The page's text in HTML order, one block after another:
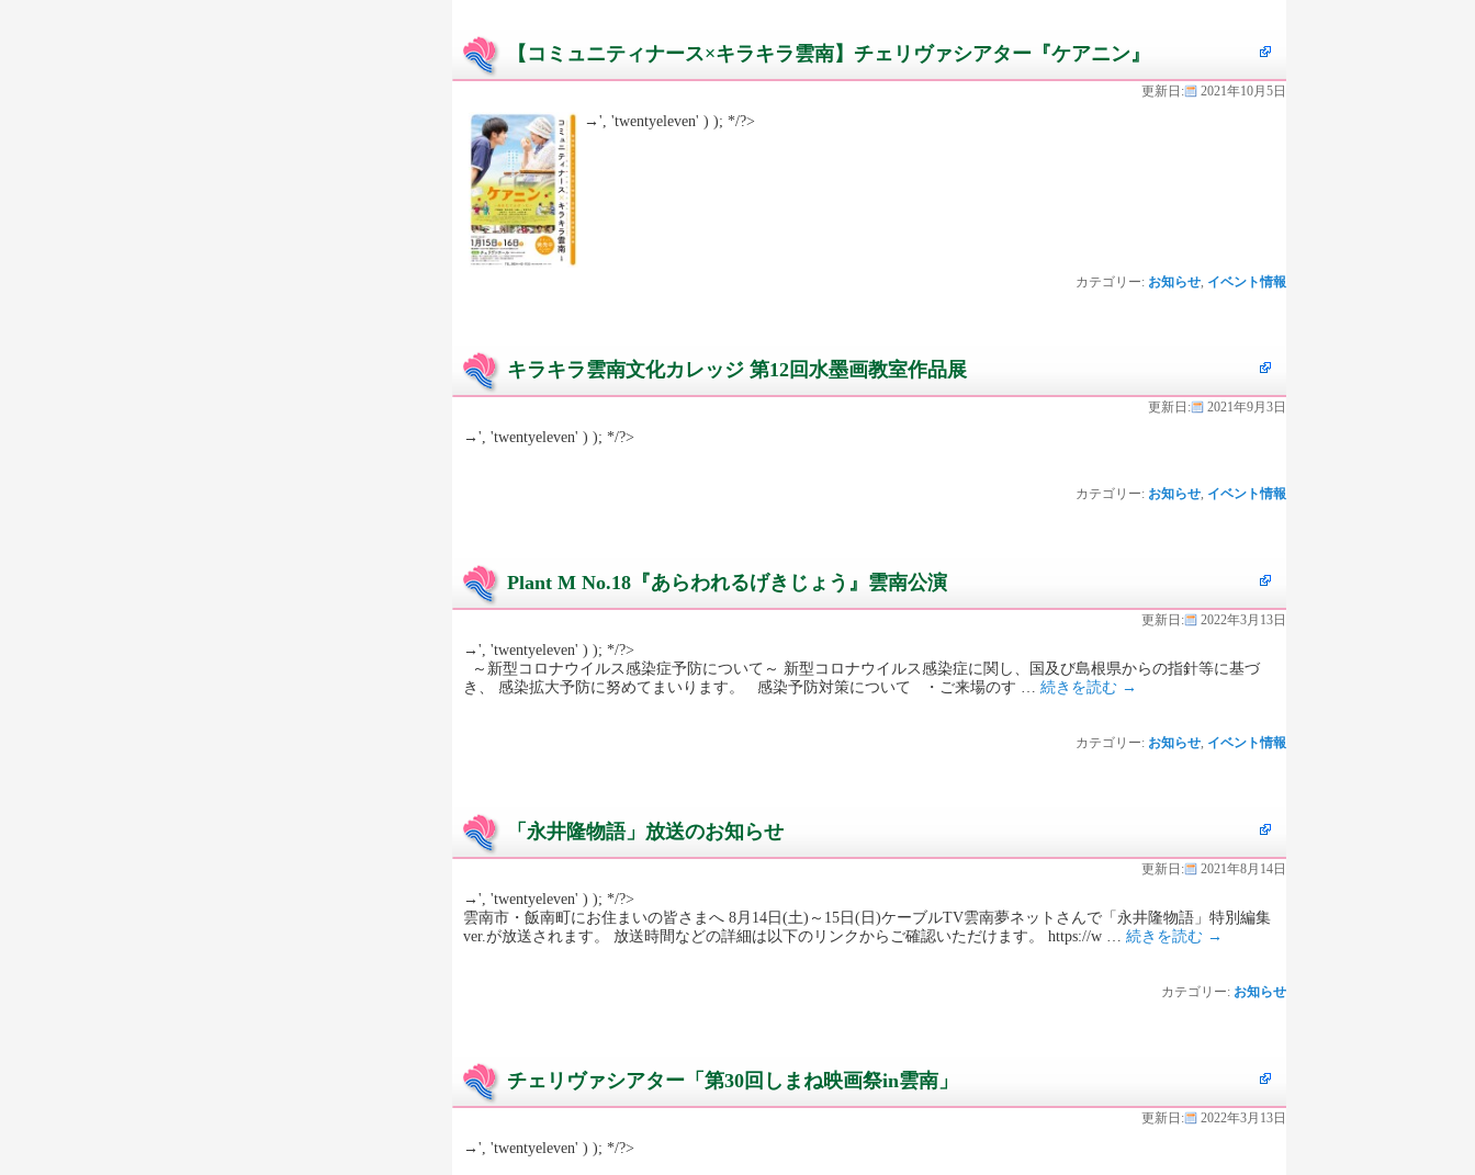
【コミュニティナース×キラキラ雲南】チェリヴァシアター『ケアニン』
更新日: 2021年10月5日
→', 'twentyeleven' ) ); */?>
カテゴリー: お知らせ イベント情報
キラキラ雲南文化カレッジ 第12回水墨画教室作品展
更新日: 2021年9月3日
→', 'twentyeleven' ) ); */?>
カテゴリー: お知らせ, イベント情報
Plant M No.18『あらわれるげきじょう』雲南公演
更新日: 2022年3月13日
→', 'twentyeleven' ) ); */?>
～新型コロナウイルス感染症予防について～ 新型コロナウイルス感染症に関し、国及び島根県からの指針等に基づ
き、 感染拡大予防に努めてまいります。 感染予防対策について ・ご来場のす … 続きを読む →
カテゴリー: お知らせ, イベント情報
「永井隆物語」放送のお知らせ
更新日: 2021年8月14日
→', 'twentyeleven' ) ); */?>
雲南市・飯南町にお住まいの皆さまへ 8月14日(土)～15日(日)ケーブルTV雲南夢ネットさんで「永井隆物語」特別編集
ver.が放送されます。 放送時間などの詳細は以下のリンクからご確認いただけます。 https://w … 続きを読む →
カテゴリー: お知らせ
チェリヴァシアター「第30回しまね映画祭in雲南」
更新日: 2022年3月13日
→', 'twentyeleven' ) ); */?>